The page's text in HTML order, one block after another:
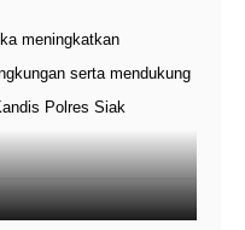
meningkatkan
serta mendukung
Polres Siak